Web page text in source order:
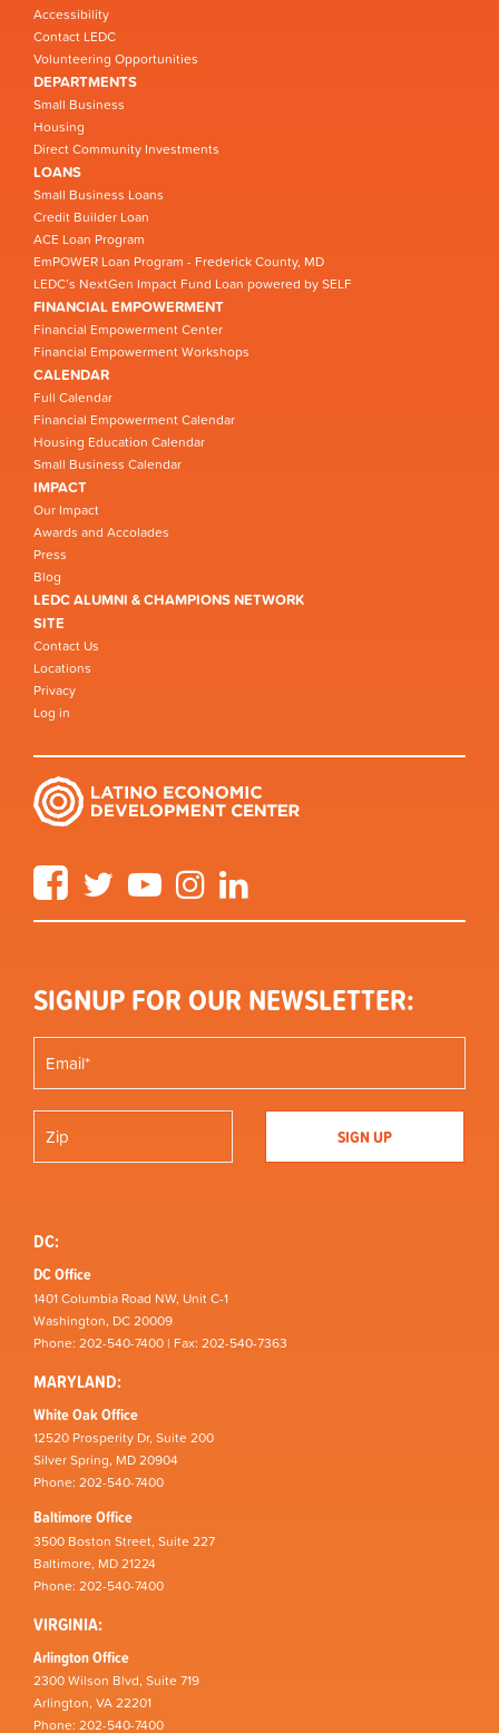
Accessibility
Contact LEDC
Volunteering Opportunities
DEPARTMENTS
Small Business
Housing
Direct Community Investments
LOANS
Small Business Loans
Credit Builder Loan
ACE Loan Program
EmPOWER Loan Program - Frederick County, MD
LEDC’s NextGen Impact Fund Loan powered by SELF
FINANCIAL EMPOWERMENT
Financial Empowerment Center
Financial Empowerment Workshops
CALENDAR
Full Calendar
Financial Empowerment Calendar
Housing Education Calendar
Small Business Calendar
IMPACT
Our Impact
Awards and Accolades
Press
Blog
LEDC ALUMNI & CHAMPIONS NETWORK
SITE
Contact Us
Locations
Privacy
Log in
FacebookTwitter YouTube Instagram
SIGNUP FOR OUR NEWSLETTER:
DC:
DC Office
1401 Columbia Road NW, Unit C-1
Washington, DC 20009
Phone: 202-540-7400 | Fax: 202-540-7363
MARYLAND:
White Oak Office
12520 Prosperity Dr, Suite 200
Silver Spring, MD 20904
Phone: 202-540-7400
Baltimore Office
3500 Boston Street, Suite 227
Baltimore, MD 21224
Phone: 202-540-7400
VIRGINIA:
Arlington Office
2300 Wilson Blvd, Suite 719
Arlington, VA 22201
Phone: 202-540-7400